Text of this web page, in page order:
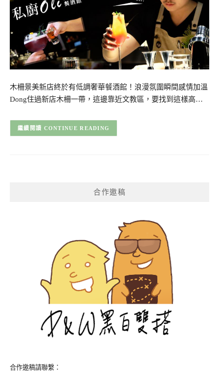
木柵景美新店終於有低調奢華餐酒館！浪漫氛圍瞬間感情加溫
Dong住過新店木柵一帶，這邊靠近文教區，要找到這樣高…
CONTINUE READING
合作邀稿
合作邀稿請聯繫：